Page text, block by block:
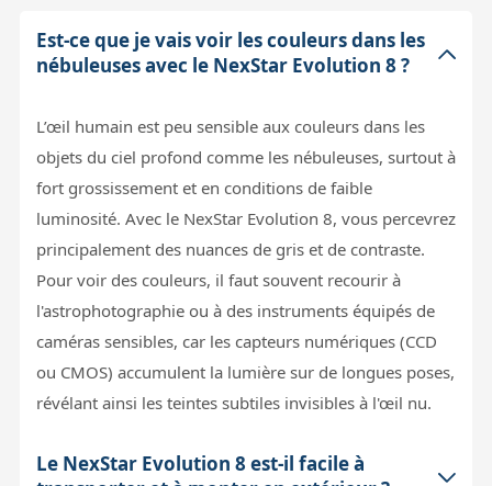
Est-ce que je vais voir les couleurs dans les
nébuleuses avec le NexStar Evolution 8 ?
L’œil humain est peu sensible aux couleurs dans les
objets du ciel profond comme les nébuleuses, surtout à
fort grossissement et en conditions de faible
luminosité. Avec le NexStar Evolution 8, vous percevrez
principalement des nuances de gris et de contraste.
Pour voir des couleurs, il faut souvent recourir à
l'astrophotographie ou à des instruments équipés de
caméras sensibles, car les capteurs numériques (CCD
ou CMOS) accumulent la lumière sur de longues poses,
révélant ainsi les teintes subtiles invisibles à l'œil nu.
Le NexStar Evolution 8 est-il facile à